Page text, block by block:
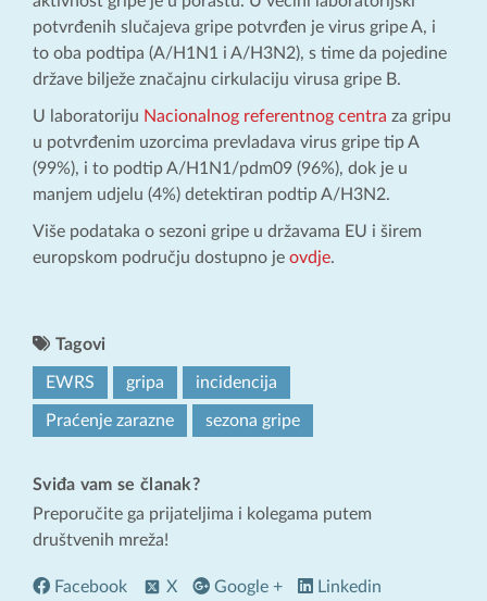
potvrđenih slučajeva gripe potvrđen je virus gripe A, i
to oba podtipa (A/H1N1 i A/H3N2), s time da pojedine
države bilježe značajnu cirkulaciju virusa gripe B.
U laboratoriju Nacionalnog referentnog centra za gripu
u potvrđenim uzorcima prevladava virus gripe tip A
(99%), i to podtip A/H1N1/pdm09 (96%), dok je u
manjem udjelu (4%) detektiran podtip A/H3N2.
Više podataka o sezoni gripe u državama EU i širem
europskom području dostupno je ovdje.
Tagovi
EWRS gripa incidencija
Praćenje zarazne sezona gripe
Sviđa vam se članak?
Preporučite ga prijateljima i kolegama putem
društvenih mreža!
Facebook X Google + Linkedin